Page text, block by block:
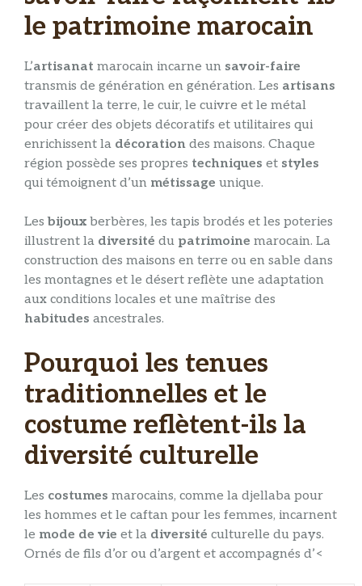
le patrimoine marocain
L’artisanat marocain incarne un savoir-faire
transmis de génération en génération. Les artisans
travaillent la terre, le cuir, le cuivre et le métal
pour créer des objets décoratifs et utilitaires qui
enrichissent la décoration des maisons. Chaque
région possède ses propres techniques et styles
qui témoignent d’un métissage unique.
Lesbijoux berbères, les tapis brodés et les poteries
illustrent la diversité du patrimoine marocain. La
construction des maisons en terre ou en sable dans
les montagnes et le désert reflète une adaptation
aux conditions locales et une maîtrise des
habitudes ancestrales.
Pourquoi les tenues
traditionnelles et le
costume reflètent-ils la
diversité culturelle
Les costumes marocains, comme la djellaba pour
les hommes et le caftan pour les femmes, incarnent
le mode de vie et la diversité culturelle du pays.
Ornés de fils d’or ou d’argent et accompagnés d’<